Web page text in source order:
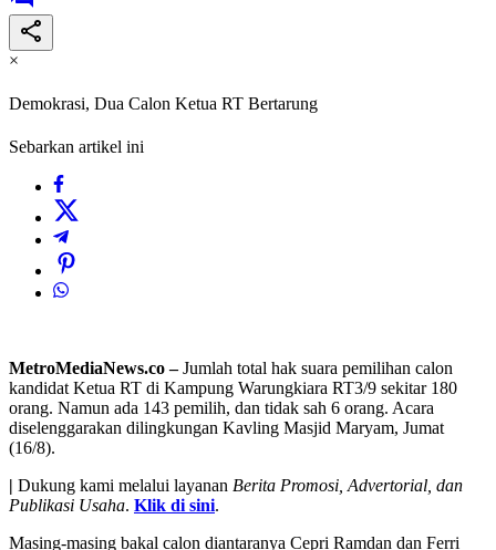
×
Demokrasi, Dua Calon Ketua RT Bertarung
Sebarkan artikel ini
MetroMediaNews.co –Jumlah total hak suara pemilihan calon
kandidat Ketua RT di Kampung Warungkiara RT3/9 sekitar 180
orang. Namun ada 143 pemilih, dan tidak sah 6 orang. Acara
diselenggarakan dilingkungan Kavling Masjid Maryam, Jumat
(16/8).
| Dukung kami melalui layanan Berita Promosi, Advertorial, dan
Publikasi Usaha. Klik di sini.
Masing-masing bakal calon diantaranya Cepri Ramdan dan Ferri